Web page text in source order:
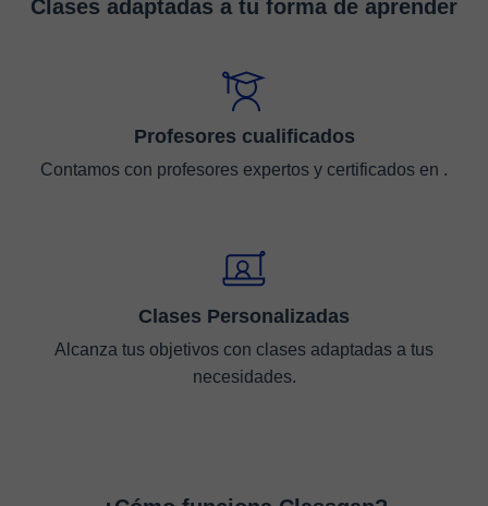
Clases adaptadas a tu forma de aprender
Profesores cualificados
Contamos con profesores expertos y certificados en .
Clases Personalizadas
Alcanza tus objetivos con clases adaptadas a tus
necesidades.